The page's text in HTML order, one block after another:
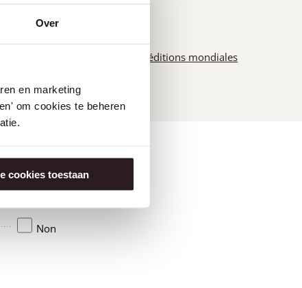
Over
en marketing
om cookies te beheren
cookies toestaan
Expéditions mondiales
Non